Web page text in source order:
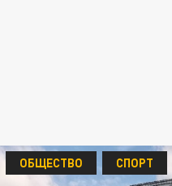
ОБЩЕСТВО СПОРТ